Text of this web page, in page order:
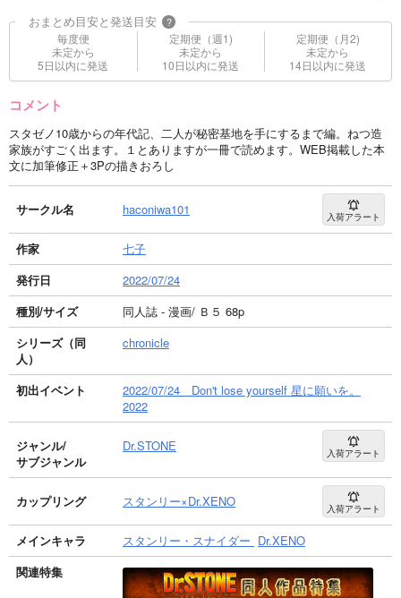
おまとめ目安と発送目安 ?
毎度便
未定から
5日以内に発送
定期便（週1)
未定から
10日以内に発送
定期便（月2)
未定から
14日以内に発送
コメント
スタゼノ10歳からの年代記、二人が秘密基地を手にするまで編。ねつ造
家族がすごく出ます。１とありますが一冊で読めます。WEB掲載した本
文に加筆修正＋3Pの描きおろし
サークル名 haconiwa101 入荷アラート
作家
七子
発行日
2022/07/24
種別/サイズ
同人誌 - 漫画/ Ｂ５ 68p
シリーズ（同
人）
chronicle
初出イベント
2022/07/24 Don't lose yourself 星に願いを。
2022
ジャンル/
サブジャンル
Dr.STONE 入荷アラート
カップリング スタンリー×Dr.XENO 入荷アラート
メインキャラ スタンリー・スナイダー Dr.XENO
関連特集